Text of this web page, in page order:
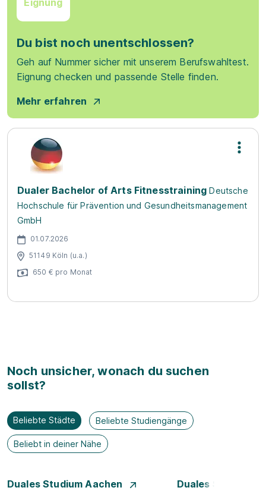
Du bist noch unentschlossen?
Geh auf Nummer sicher mit unserem Berufswahltest.
Eignung checken und passende Stelle finden.
Mehr erfahren
Dualer Bachelor of Arts Fitnesstraining Deutsche
Hochschule für Prävention und Gesundheitsmanagement
GmbH
01.07.2026
51149 Köln (u.a.)
650 € pro Monat
Noch unsicher, wonach du suchen
sollst?
Beliebte Städte Beliebte Studiengänge
Beliebt in deiner Nähe
Duales Studium Aachen
Duales Studium